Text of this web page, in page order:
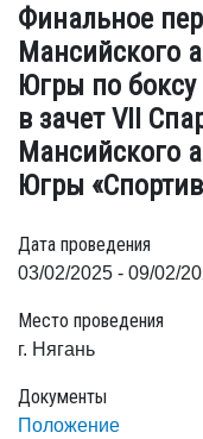
Финальное
Мансийского
Югры по
в зачет VII
Мансийского
Югры
Дата проведения
03/02/2025 - 09/02/
Место проведения
г. Нягань
Документы
Положение